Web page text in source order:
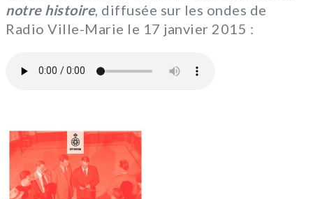
notre histoire, diffusée sur les ondes de
Radio Ville-Marie le 17 janvier 2015 :